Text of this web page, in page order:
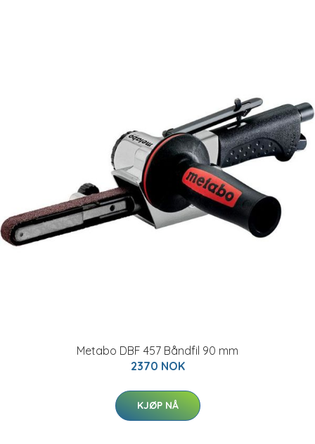
Metabo DBF 457 Båndfil 90 mm
2370 NOK
KJØP NÅ